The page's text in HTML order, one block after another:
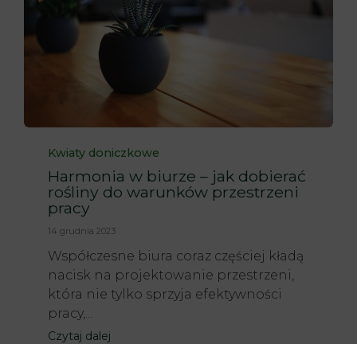
Category
Kwiaty doniczkowe
Harmonia w biurze – jak dobierać
rośliny do warunków przestrzeni
pracy
14 grudnia 2023
Współczesne biura coraz częściej kładą
nacisk na projektowanie przestrzeni,
która nie tylko sprzyja efektywności
pracy,...
Czytaj dalej